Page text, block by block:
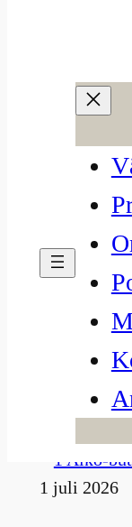
okt 2,
Fler
1 juli 2026